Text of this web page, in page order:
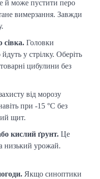
й може пустити перо
вимерзання. Завжди
сівка. Головки
у стрілку. Оберіть
цибулини без
від морозу
при -15 °C без
щит.
кислий ґрунт. Це
низький урожай.
Якщо синоптики